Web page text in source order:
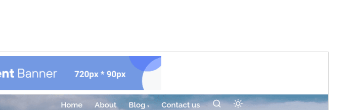
Tema comercial
Este tema es gratuito pero ofrece actualizaciones o
soporte comercial de pago.
Vista previaDescargar